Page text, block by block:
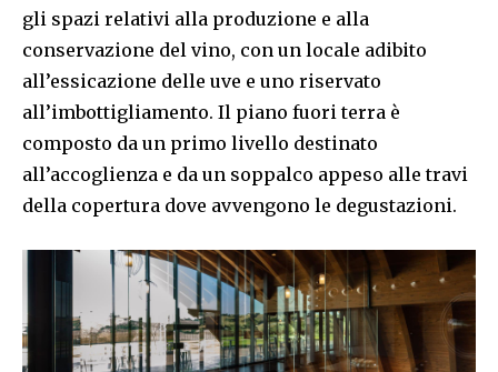
gli spazi relativi alla produzione e alla
conservazione del vino, con un locale adibito
all’essicazione delle uve e uno riservato
all’imbottigliamento. Il piano fuori terra è
composto da un primo livello destinato
all’accoglienza e da un soppalco appeso alle travi
della copertura dove avvengono le degustazioni.